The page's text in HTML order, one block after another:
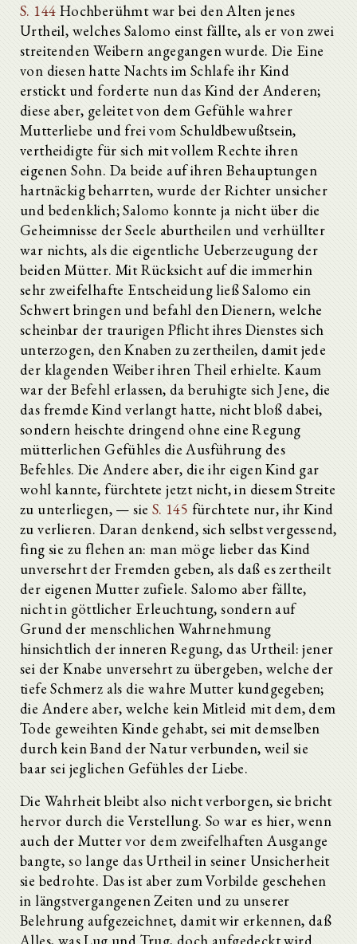
S. 144 Hochberühmt war bei den Alten jenes
Urtheil, welches Salomo einst fällte, als er von zwei
streitenden Weibern angegangen wurde. Die Eine
von diesen hatte Nachts im Schlafe ihr Kind
erstickt und forderte nun das Kind der Anderen;
diese aber, geleitet von dem Gefühle wahrer
Mutterliebe und frei vom Schuldbewußtsein,
vertheidigte für sich mit vollem Rechte ihren
eigenen Sohn. Da beide auf ihren Behauptungen
hartnäckig beharrten, wurde der Richter unsicher
und bedenklich; Salomo konnte ja nicht über die
Geheimnisse der Seele aburtheilen und verhüllter
war nichts, als die eigentliche Ueberzeugung der
beiden Mütter. Mit Rücksicht auf die immerhin
sehr zweifelhafte Entscheidung ließ Salomo ein
Schwert bringen und befahl den Dienern, welche
scheinbar der traurigen Pflicht ihres Dienstes sich
unterzogen, den Knaben zu zertheilen, damit jede
der klagenden Weiber ihren Theil erhielte. Kaum
war der Befehl erlassen, da beruhigte sich Jene, die
das fremde Kind verlangt hatte, nicht bloß dabei,
sondern heischte dringend ohne eine Regung
mütterlichen Gefühles die Ausführung des
Befehles. Die Andere aber, die ihr eigen Kind gar
wohl kannte, fürchtete jetzt nicht, in diesem Streite
zu unterliegen, — sie S. 145 fürchtete nur, ihr Kind
zu verlieren. Daran denkend, sich selbst vergessend,
fing sie zu flehen an: man möge lieber das Kind
unversehrt der Fremden geben, als daß es zertheilt
der eigenen Mutter zufiele. Salomo aber fällte,
nicht in göttlicher Erleuchtung, sondern auf
Grund der menschlichen Wahrnehmung
hinsichtlich der inneren Regung, das Urtheil: jener
sei der Knabe unversehrt zu übergeben, welche der
tiefe Schmerz als die wahre Mutter kundgegeben;
die Andere aber, welche kein Mitleid mit dem, dem
Tode geweihten Kinde gehabt, sei mit demselben
durch kein Band der Natur verbunden, weil sie
baar sei jeglichen Gefühles der Liebe.
Die Wahrheit bleibt also nicht verborgen, sie bricht
hervor durch die Verstellung. So war es hier, wenn
auch der Mutter vor dem zweifelhaften Ausgange
bangte, so lange das Urtheil in seiner Unsicherheit
sie bedrohte. Das ist aber zum Vorbilde geschehen
in längstvergangenen Zeiten und zu unserer
Belehrung aufgezeichnet, damit wir erkennen, daß
Alles, was Lug und Trug, doch aufgedeckt wird.